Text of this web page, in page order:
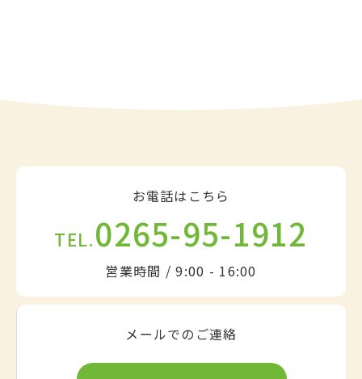
お電話はこちら
TEL.0265-95-1912
営業時間 / 9:00 - 16:00
メールでのご連絡